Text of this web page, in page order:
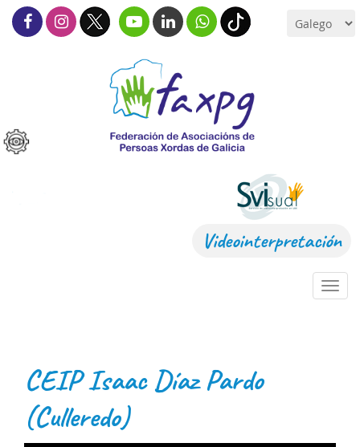
Videointerpretación
CEIP Isaac Díaz Pardo
(Culleredo)